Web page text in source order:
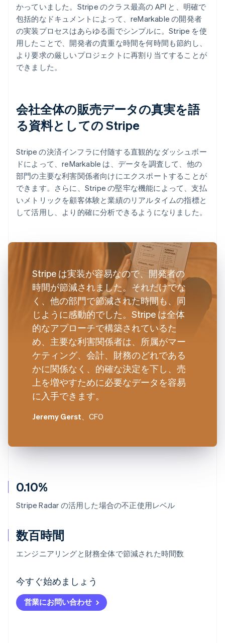
0.10%
Stripe Radar の活用した場合の不正使用レベル
数百時間
エンジニアリングと財務全体で節減された時間数
今すぐ始めましょう
営業にお問い合わせ
かっていました。Stripe のクラス最高の API と、明確で
包括的なドキュメントによって、reMarkable の開発者
の実装プロセスはあらゆる面でシンプルに。Stripe を使
用したことで、開発者の貴重な時間を何時間も節約し、
より要求の厳しいプロジェクトに再割り当てすることが
できました。
会社全体の販売データの真実を語
る資料としての Stripe
Stripe の決済インフラに付随する直観的なダッシュボー
ドによって、reMarkable は、データを調査して、他の
部門の主要な利害関係者向けにエクスポートすることが
できます。さらに、Stripe の堅牢な機能によって、支払
いメトリックを顧客体験と業績のリアルタイムの指標と
して活用し、より的確に分析できるようになりました。
Stripe は実装が容易なので、開発者の
時間が節減されました。それだけでな
く、他の部門で節減された時間も、同
じように感動的でした。Stripe は全体
的なアプローチで構築されているた
め、主要な利害関係者は、所属がマー
ケティング、会計、財務のどれである
かに関係なく、的確な決定を下し、売
上を増やすために必要なデータを容易
に入手できます。
Jeremy Gerst 、CFO
アイルランド
English
アメリカ
EnglishEspañol简体中文